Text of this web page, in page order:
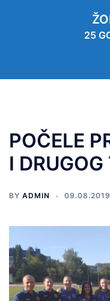
25
POČELE
I
BY ADMIN 09.08.2019